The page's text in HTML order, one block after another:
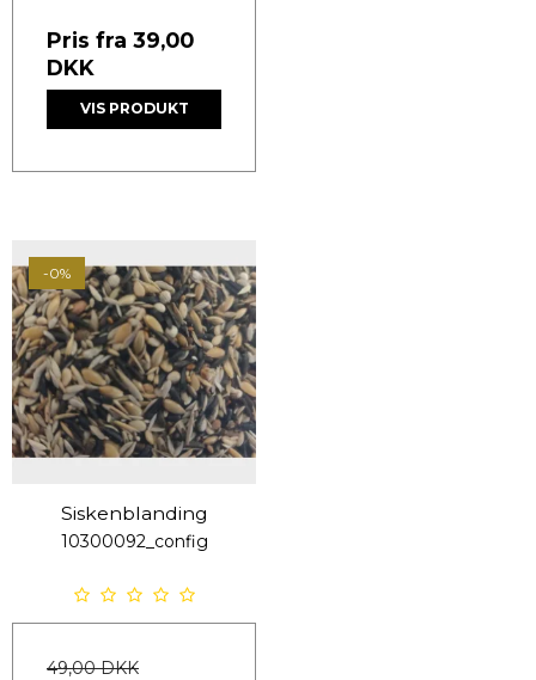
Pris fra 39,00
DKK
VIS PRODUKT
-0%
Siskenblanding
10300092_config
49,00 DKK